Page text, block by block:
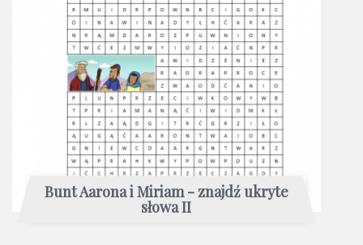
Bunt Aarona i Miriam - znajdź ukryte
słowa II